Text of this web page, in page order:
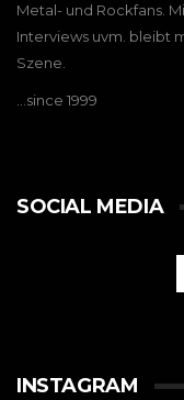
Metal- und Rockfans.
Interviews uvm. bleibt
Szene.
…since 1999
SOCIAL MEDIA
INSTAGRAM